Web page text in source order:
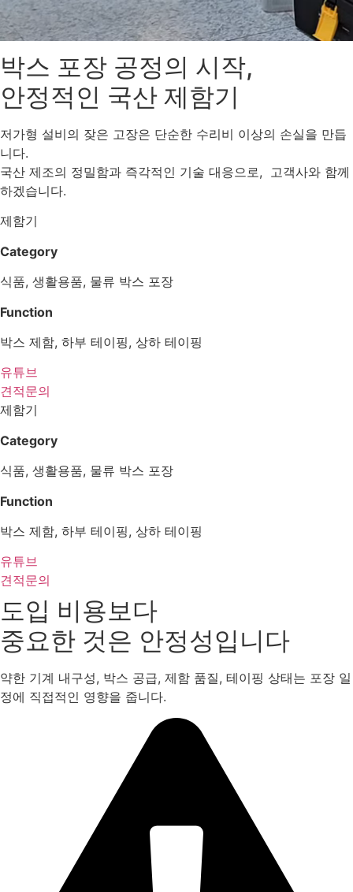
박스 포장 공정의 시작,
안정적인 국산 제함기
저가형 설비의 잦은 고장은 단순한 수리비 이상의 손실을 만듭
니다.
국산 제조의 정밀함과 즉각적인 기술 대응으로, 고객사와 함께
하겠습니다.
제함기
Category
식품, 생활용품, 물류 박스 포장
Function
박스 제함, 하부 테이핑, 상하 테이핑
유튜브
견적문의
제함기
Category
식품, 생활용품, 물류 박스 포장
Function
박스 제함, 하부 테이핑, 상하 테이핑
유튜브
견적문의
도입 비용보다
중요한 것은 안정성입니다
약한 기계 내구성, 박스 공급, 제함 품질, 테이핑 상태는 포장 일
정에 직접적인 영향을 줍니다.